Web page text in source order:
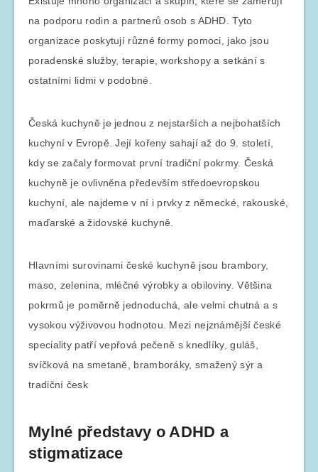
na podporu rodin a partnerů osob s ADHD. Tyto
organizace poskytují různé formy pomoci, jako jsou
poradenské služby, terapie, workshopy a setkání s
ostatními lidmi v podobné.
Česká kuchyně je jednou z nejstarších a nejbohatších
kuchyní v Evropě. Její kořeny sahají až do 9. století,
kdy se začaly formovat první tradiční pokrmy. Česká
kuchyně je ovlivněna především středoevropskou
kuchyní, ale najdeme v ní i prvky z německé, rakouské,
maďarské a židovské kuchyně.
Hlavními surovinami české kuchyně jsou brambory,
maso, zelenina, mléčné výrobky a obiloviny. Většina
pokrmů je poměrně jednoduchá, ale velmi chutná a s
vysokou výživovou hodnotou. Mezi nejznámější české
speciality patří vepřová pečeně s knedlíky, guláš,
svíčková na smetaně, bramboráky, smažený sýr a
tradiční česk
Mylné představy o ADHD a
stigmatizace